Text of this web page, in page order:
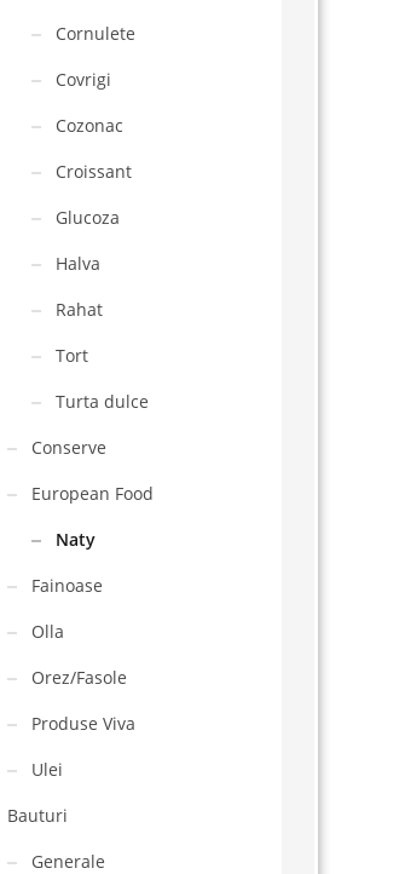
Cornulete
Covrigi
Cozonac
Croissant
Glucoza
Halva
Rahat
Tort
Turta dulce
Conserve
European Food
Naty
Fainoase
Olla
Orez/Fasole
Produse Viva
Ulei
Bauturi
Generale